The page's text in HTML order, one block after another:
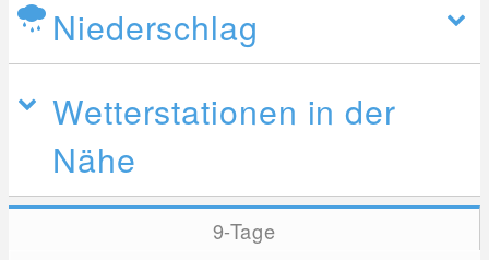
Niederschlag
Wetterstationen in der
Nähe
9-Tage